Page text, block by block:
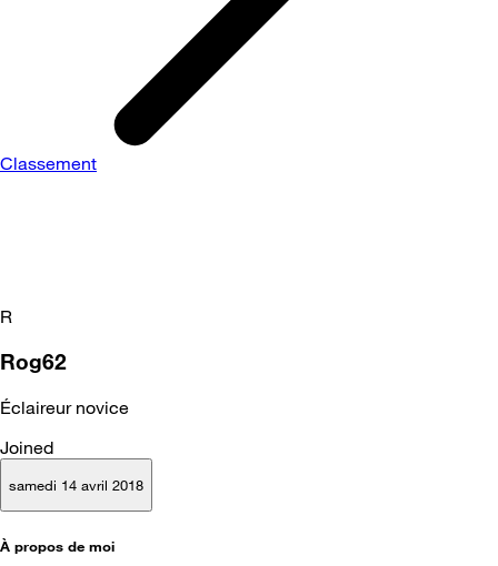
Classement
R
Rog62
Éclaireur novice
Joined
samedi 14 avril 2018
À propos de moi